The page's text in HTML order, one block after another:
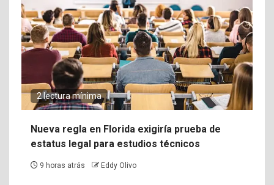
2 lectura mínima
Nueva regla en Florida exigiría prueba de
estatus legal para estudios técnicos
9 horas atrás Eddy Olivo